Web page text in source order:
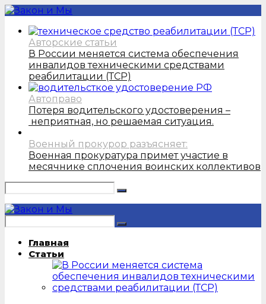
Авторские статьи
В России меняется система обеспечения
инвалидов техническими средствами
реабилитации (ТСР)
Автоправо
Потеря водительского удостоверения –
неприятная, но решаемая ситуация.
Военный прокурор разъясняет:
Военная прокуратура примет участие в
месячнике сплочения воинских коллективов
Главная
Статьи